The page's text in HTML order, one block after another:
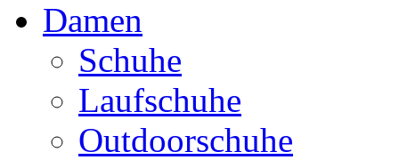
Damen
Schuhe
Laufschuhe
Outdoorschuhe